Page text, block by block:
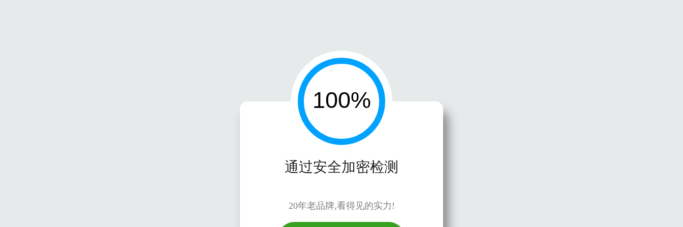
通过安全加密检测
20年老品牌,看得见的实力!